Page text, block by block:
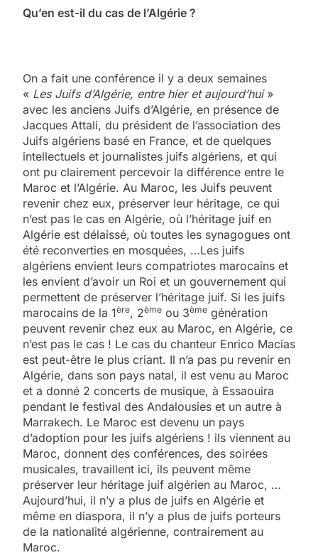
Qu’en est-il du cas de l’Algérie ?
On a fait une conférence il y a deux semaines
« Les Juifs d’Algérie, entre hier et aujourd’hui»
avec les anciens Juifs d’Algérie, en présence de
Jacques Attali, du président de l’association des
Juifs algériens basé en France, et de quelques
intellectuels et journalistes juifs algériens, et qui
ont pu clairement percevoir la différence entre le
Maroc et l’Algérie. Au Maroc, les Juifs peuvent
revenir chez eux, préserver leur héritage, ce qui
n’est pas le cas en Algérie, où l’héritage juif en
Algérie est délaissé, où toutes les synagogues ont
été reconverties en mosquées, …Les juifs
algériens envient leurs compatriotes marocains et
les envient d’avoir un Roi et un gouvernement qui
permettent de préserver l’héritage juif. Si les juifs
marocains de la 1ère, 2ème ou 3ème génération
peuvent revenir chez eux au Maroc, en Algérie, ce
n’est pas le cas ! Le cas du chanteur Enrico Macias
est peut-être le plus criant. Il n’a pas pu revenir en
Algérie, dans son pays natal, il est venu au Maroc
et a donné 2 concerts de musique, à Essaouira
pendant le festival des Andalousies et un autre à
Marrakech. Le Maroc est devenu un pays
d’adoption pour les juifs algériens ! ils viennent au
Maroc, donnent des conférences, des soirées
musicales, travaillent ici, ils peuvent même
préserver leur héritage juif algérien au Maroc, …
Aujourd’hui, il n’y a plus de juifs en Algérie et
même en diaspora, il n’y a plus de juifs porteurs
de la nationalité algérienne, contrairement au
Maroc.